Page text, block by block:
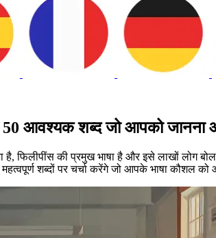
50 आवश्यक शब्द जो आपको
है, फिलीपींस की प्रमुख भाषा है और इसे लाखों लोग
शब्दों पर चर्चा करेंगे जो आपके भाषा कौशल